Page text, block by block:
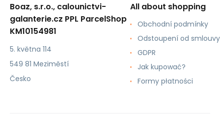
Boaz, s.r.o., calounictvi-
galanterie.cz PPL ParcelShop
KM10154981
5. května 114
549 81 Meziměstí
Česko
All about shopping
Obchodní podmínky
Odstoupení od smlouvy
GDPR
Jak kupować?
Formy płatności